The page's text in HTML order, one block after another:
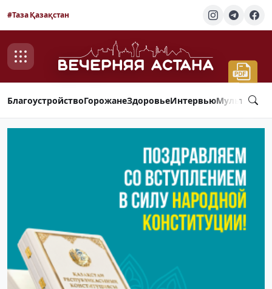
#Таза Қазақстан
БлагоустройствоГорожанеЗдоровьеИнтервью